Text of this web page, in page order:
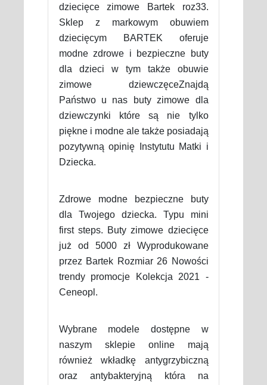
dziecięce zimowe Bartek roz33.
Sklep z markowym obuwiem
dziecięcym BARTEK oferuje
modne zdrowe i bezpieczne buty
dla dzieci w tym także obuwie
zimowe dziewczęceZnajdą
Państwo u nas buty zimowe dla
dziewczynki które są nie tylko
piękne i modne ale także posiadają
pozytywną opinię Instytutu Matki i
Dziecka.
Zdrowe modne bezpieczne buty
dla Twojego dziecka. Typu mini
first steps. Buty zimowe dziecięce
już od 5000 zł Wyprodukowane
przez Bartek Rozmiar 26 Nowości
trendy promocje Kolekcja 2021 -
Ceneopl.
Wybrane modele dostępne w
naszym sklepie online mają
również wkładkę antygrzybiczną
oraz antybakteryjną która na